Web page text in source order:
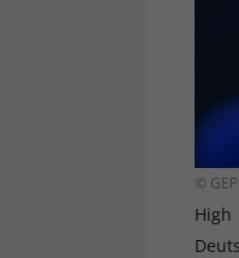
©
High